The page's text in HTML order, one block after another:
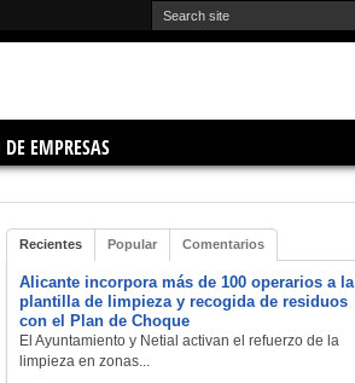
EMPRESAS
Recientes Popular Comentarios
Alicante incorpora más de 100 operarios a la
plantilla de limpieza y recogida de residuos
con el Plan de Choque
El Ayuntamiento y Netial activan el refuerzo de la
limpieza en zonas...